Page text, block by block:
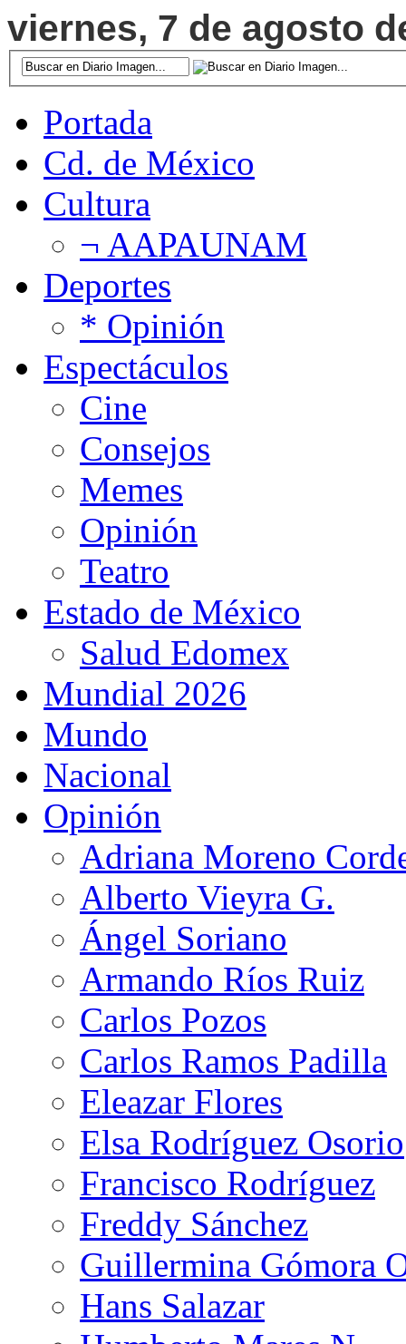
viernes, 7 de agosto
Portada
Cd. de México
Cultura
¬ AAPAUNAM
Deportes
* Opinión
Espectáculos
Cine
Consejos
Memes
Opinión
Teatro
Estado de México
Salud Edomex
Mundial 2026
Mundo
Nacional
Opinión
Adriana Moreno
Alberto Vieyra G.
Ángel Soriano
Armando Ríos Ruiz
Carlos Pozos
Carlos Ramos Padilla
Eleazar Flores
Elsa Rodríguez Osorio
Francisco Rodríguez
Freddy Sánchez
Guillermina Gómora
Hans Salazar